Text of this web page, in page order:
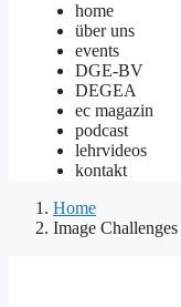
home
über uns
events
DGE-BV
DEGEA
ec magazin
podcast
lehrvideos
kontakt
Home
Image Challenges